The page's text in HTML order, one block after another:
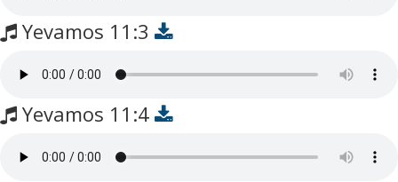
Yevamos 11:3
Yevamos 11:4